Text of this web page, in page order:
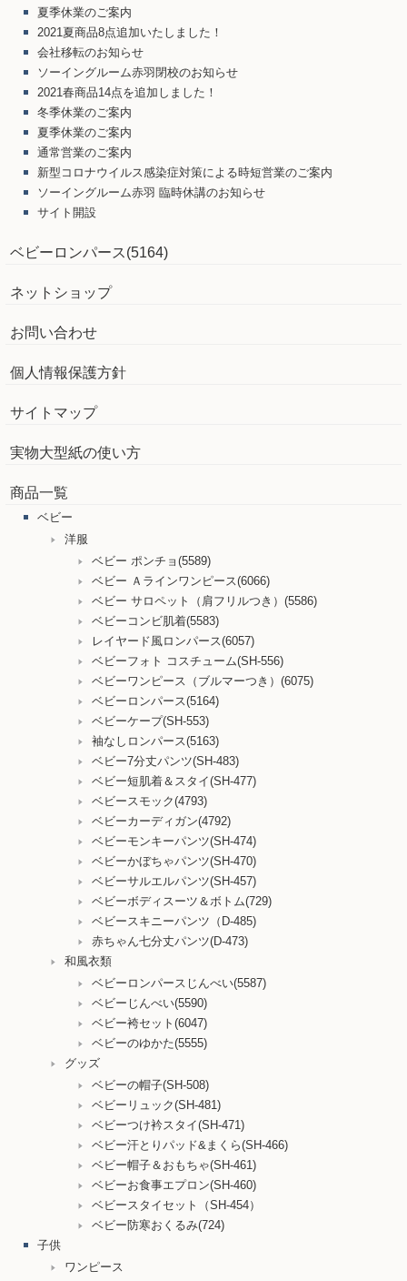
夏季休業のご案内
2021夏商品8点追加いたしました！
会社移転のお知らせ
ソーイングルーム赤羽閉校のお知らせ
2021春商品14点を追加しました！
冬季休業のご案内
夏季休業のご案内
通常営業のご案内
新型コロナウイルス感染症対策による時短営業のご案内
ソーイングルーム赤羽 臨時休講のお知らせ
サイト開設
ベビーロンパース(5164)
ネットショップ
お問い合わせ
個人情報保護方針
サイトマップ
実物大型紙の使い方
商品一覧
ベビー
洋服
ベビー ポンチョ(5589)
ベビー Ａラインワンピース(6066)
ベビー サロペット（肩フリルつき）(5586)
ベビーコンビ肌着(5583)
レイヤード風ロンパース(6057)
ベビーフォト コスチューム(SH-556)
ベビーワンピース（ブルマーつき）(6075)
ベビーロンパース(5164)
ベビーケープ(SH-553)
袖なしロンパース(5163)
ベビー7分丈パンツ(SH-483)
ベビー短肌着＆スタイ(SH-477)
ベビースモック(4793)
ベビーカーディガン(4792)
ベビーモンキーパンツ(SH-474)
ベビーかぼちゃパンツ(SH-470)
ベビーサルエルパンツ(SH-457)
ベビーボディスーツ＆ボトム(729)
ベビースキニーパンツ（D-485)
赤ちゃん七分丈パンツ(D-473)
和風衣類
ベビーロンパースじんべい(5587)
ベビーじんべい(5590)
ベビー袴セット(6047)
ベビーのゆかた(5555)
グッズ
ベビーの帽子(SH-508)
ベビーリュック(SH-481)
ベビーつけ衿スタイ(SH-471)
ベビー汗とりパッド&まくら(SH-466)
ベビー帽子＆おもちゃ(SH-461)
ベビーお食事エプロン(SH-460)
ベビースタイセット（SH-454）
ベビー防寒おくるみ(724)
子供
ワンピース